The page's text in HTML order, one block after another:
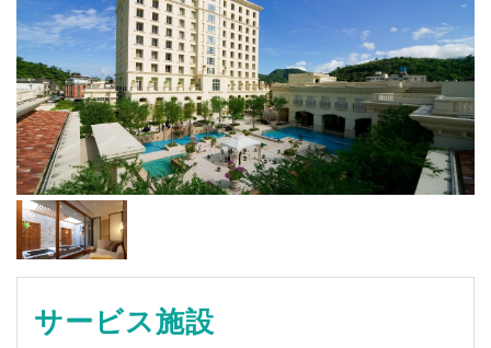
サービス施設